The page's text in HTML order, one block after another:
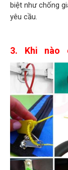
biệt như chống
yêu cầu.
3. Khi nào